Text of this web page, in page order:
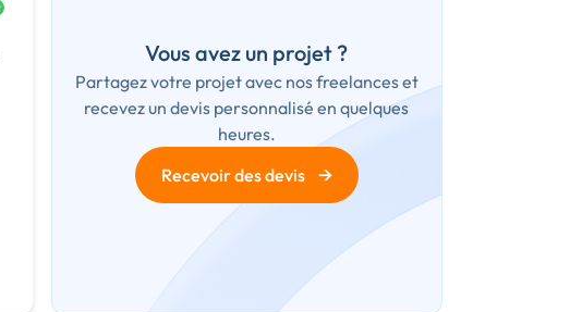
Vous avez un projet ?
Partagez votre projet avec nos freelances et
recevez un devis personnalisé en quelques
heures.
Recevoir des devis
→